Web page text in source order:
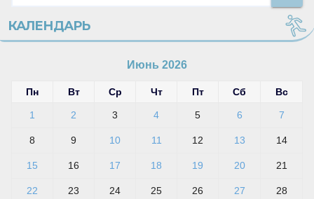
КАЛЕНДАРЬ
Июнь 2026
Пн Вт Ср Чт Пт Сб Вс
1 2 3 4 5 6 7
8 9 10 11 12 13 14
15 16 17 18 19 20 21
22 23 24 25 26 27 28